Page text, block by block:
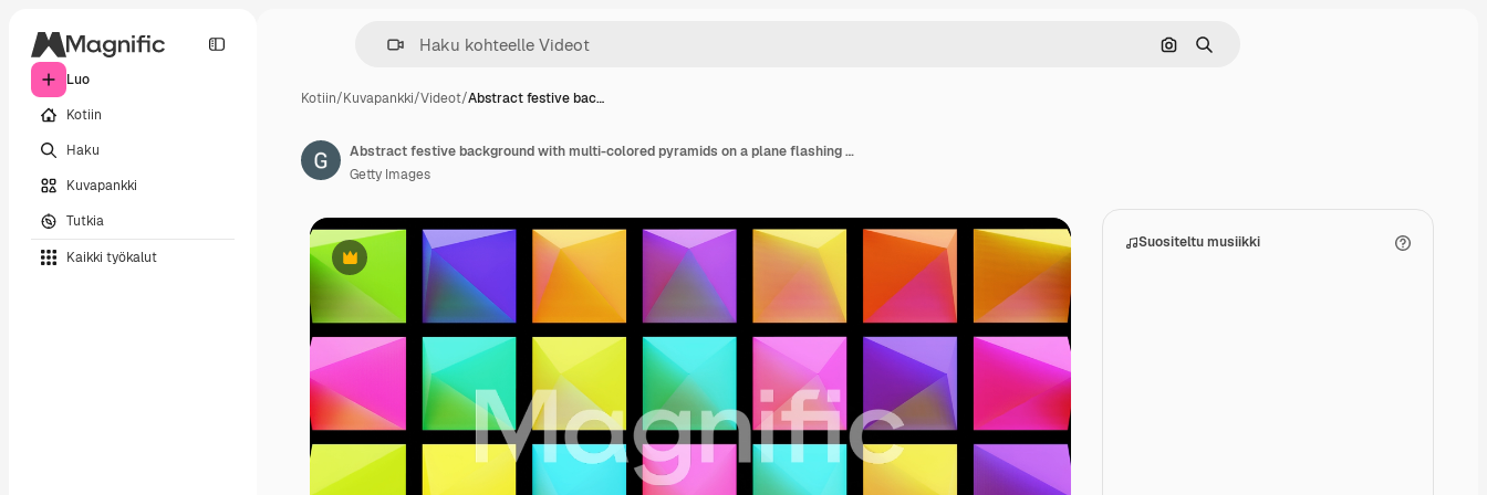
Luo
Kotiin
Haku
Kuvapankki
Tutkia
Kaikki työkalut
Hae kuvan perusteella
Haku
Kotiin/Kuvapankki/Videot/Abstract festive bac…
Premium
Suositeltu musiikki
Abstract festive background with multi-colored pyramids on a plane flashing neon light randomly. Loop beautiful bg in 4k. Smooth animation 3d rendering.
Getty Images